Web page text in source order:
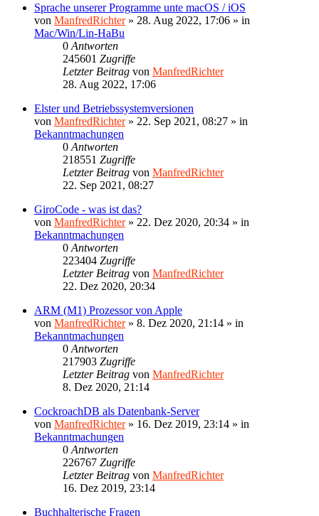
Sprache unserer Programme unte macOS / iOS
von ManfredRichter» 28. Aug 2022, 17:06 » in
Mac/Win/Lin-HaBu
0 Antworten
245601 Zugriffe
Letzter Beitrag von ManfredRichter
28. Aug 2022, 17:06
Elster und Betriebssystemversionen
von ManfredRichter» 22. Sep 2021, 08:27 » in
Bekanntmachungen
0 Antworten
218551 Zugriffe
Letzter Beitrag von ManfredRichter
22. Sep 2021, 08:27
GiroCode - was ist das?
von ManfredRichter» 22. Dez 2020, 20:34 » in
Bekanntmachungen
0 Antworten
223404 Zugriffe
Letzter Beitrag von ManfredRichter
22. Dez 2020, 20:34
ARM (M1) Prozessor von Apple
von ManfredRichter» 8. Dez 2020, 21:14 » in
Bekanntmachungen
0 Antworten
217903 Zugriffe
Letzter Beitrag von ManfredRichter
8. Dez 2020, 21:14
CockroachDB als Datenbank-Server
von ManfredRichter» 16. Dez 2019, 23:14 » in
Bekanntmachungen
0 Antworten
226767 Zugriffe
Letzter Beitrag von ManfredRichter
16. Dez 2019, 23:14
Buchhalterische Fragen